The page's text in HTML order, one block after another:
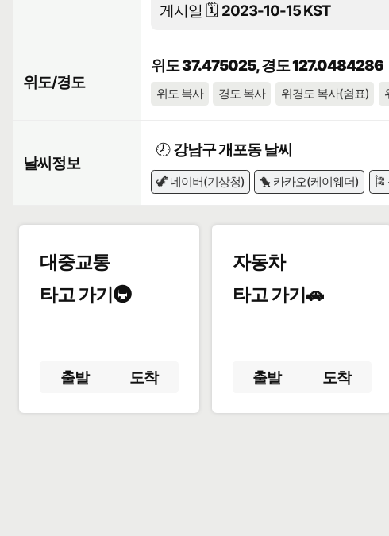
게시일 🗓️ 2023-10-15 KST
위도/경도
위도 37.475025, 경도 127.0484286
위도 복사 경도 복사 위경도 복사(쉼표)
날씨정보
🕗강남구 개포동 날씨
🦖 네이버(기상청) 🐤 카카오(케이웨더) 🎏
대중교통
타고 가기🚇
출발 도착
자동차
타고 가기🚗
출발 도착